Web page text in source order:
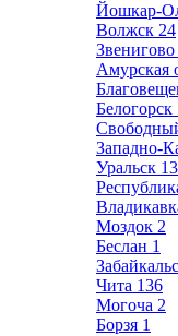
Йошкар-
Волжск 24
Звенигово
Амурская
Белогорск
Западно-
Уральск
Моздок 2
Беслан 1
Чита 136
Могоча 2
Борзя 1